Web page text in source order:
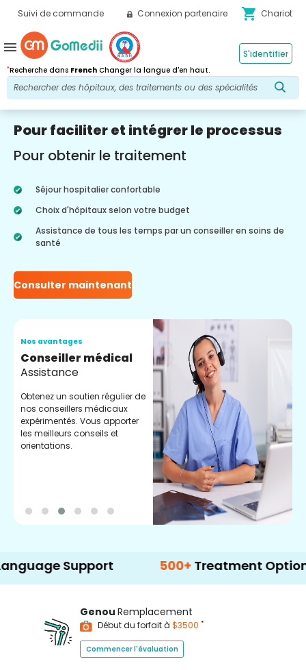
Suivi de commande Connexion partenaire shopping_cart Chariot
*Recherche dans French Changer la langue d'en haut.
S'identifier
menu
Pour faciliter et intégrer le processus
Pour obtenir le traitement
Séjour hospitalier confortable
Choix d'hôpitaux selon votre budget
Assistance de tous les temps par un conseiller en soins de
santé
Consulter maintenant
Nos avantages
Conseiller médical
Assistance
Obtenez un soutien régulier de
nos conseillers médicaux
expérimentés. Vous apporter
les meilleurs conseils et
orientations.
Support 500+ Treatment Options
Genou Remplacement
Début du forfait à $3500 *
Commencer l'évaluation